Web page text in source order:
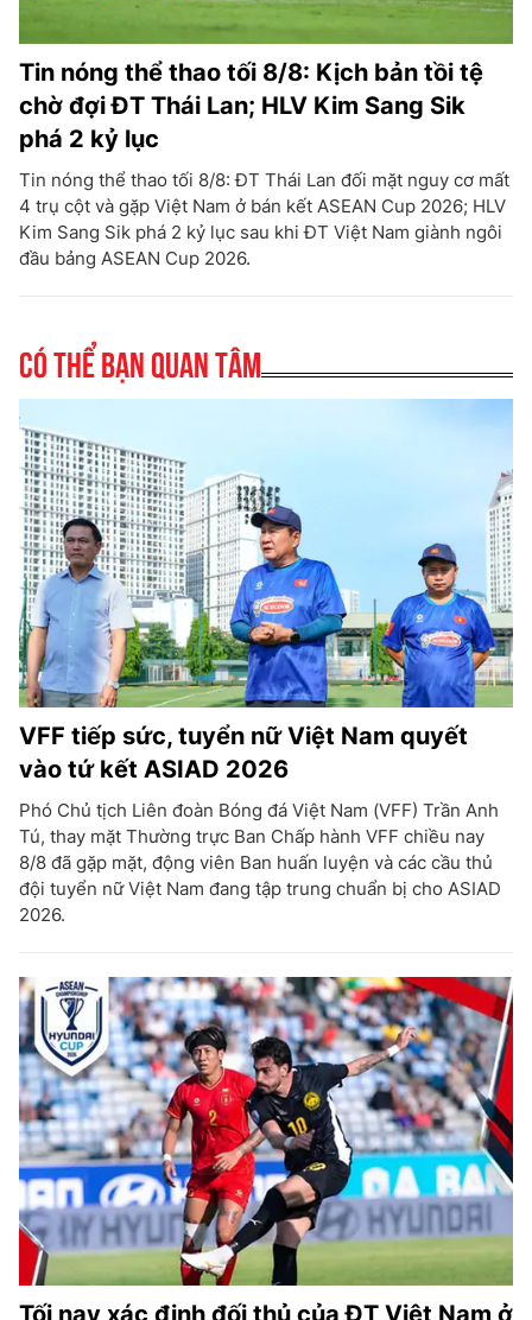
Tin nóng thể thao tối 8/8: Kịch bản tồi tệ
chờ đợi ĐT Thái Lan; HLV Kim Sang Sik
phá 2 kỷ lục
Tin nóng thể thao tối 8/8: ĐT Thái Lan đối mặt nguy cơ mất
4 trụ cột và gặp Việt Nam ở bán kết ASEAN Cup 2026; HLV
Kim Sang Sik phá 2 kỷ lục sau khi ĐT Việt Nam giành ngôi
đầu bảng ASEAN Cup 2026.
Có thể bạn quan tâm
VFF tiếp sức, tuyển nữ Việt Nam quyết
vào tứ kết ASIAD 2026
Phó Chủ tịch Liên đoàn Bóng đá Việt Nam (VFF) Trần Anh
Tú, thay mặt Thường trực Ban Chấp hành VFF chiều nay
8/8 đã gặp mặt, động viên Ban huấn luyện và các cầu thủ
đội tuyển nữ Việt Nam đang tập trung chuẩn bị cho ASIAD
2026.